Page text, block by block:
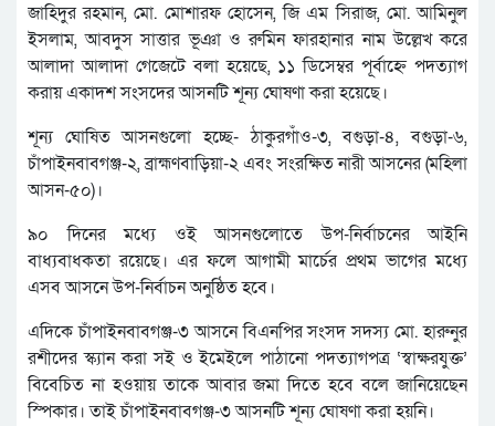
জাহিদুর রহমান, মো. মোশারফ হোসেন, জি এম সিরাজ, মো. আমিনুল
ইসলাম, আবদুস সাত্তার ভূঞা ও রুমিন ফারহানার নাম উল্লেখ করে
আলাদা আলাদা গেজেটে বলা হয়েছে, ১১ ডিসেম্বর পূর্বাহ্নে পদত্যাগ
করায় একাদশ সংসদের আসনটি শূন্য ঘোষণা করা হয়েছে।
শূন্য ঘোষিত আসনগুলো হচ্ছে- ঠাকুরগাঁও-৩, বগুড়া-৪, বগুড়া-৬,
চাঁপাইনবাবগঞ্জ-২, ব্রাহ্মণবাড়িয়া-২ এবং সংরক্ষিত নারী আসনের (মহিলা
আসন-৫০)।
৯০ দিনের মধ্যে ওই আসনগুলোতে উপ-নির্বাচনের আইনি
বাধ্যবাধকতা রয়েছে। এর ফলে আগামী মার্চের প্রথম ভাগের মধ্যে
এসব আসনে উপ-নির্বাচন অনুষ্ঠিত হবে।
এদিকে চাঁপাইনবাবগঞ্জ-৩ আসনে বিএনপির সংসদ সদস্য মো. হারুনুর
রশীদের স্ক্যান করা সই ও ইমেইলে পাঠানো পদত্যাগপত্র ‘স্বাক্ষরযুক্ত’
বিবেচিত না হওয়ায় তাকে আবার জমা দিতে হবে বলে জানিয়েছেন
স্পিকার। তাই চাঁপাইনবাবগঞ্জ-৩ আসনটি শূন্য ঘোষণা করা হয়নি।